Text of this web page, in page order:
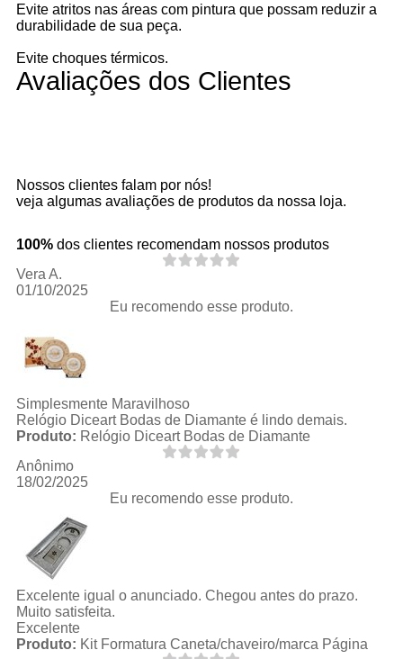
Evite atritos nas áreas com pintura que possam reduzir a
durabilidade de sua peça.
Evite choques térmicos.
Avaliações dos Clientes
Nossos clientes falam por nós!
veja algumas avaliações de produtos da nossa loja.
100% dos clientes recomendam nossos produtos
Vera A.
01/10/2025
Eu recomendo esse produto.
Simplesmente Maravilhoso
Relógio Diceart Bodas de Diamante é lindo demais.
Produto: Relógio Diceart Bodas de Diamante
Anônimo
18/02/2025
Eu recomendo esse produto.
Excelente igual o anunciado. Chegou antes do prazo.
Muito satisfeita.
Excelente
Produto: Kit Formatura Caneta/chaveiro/marca Página